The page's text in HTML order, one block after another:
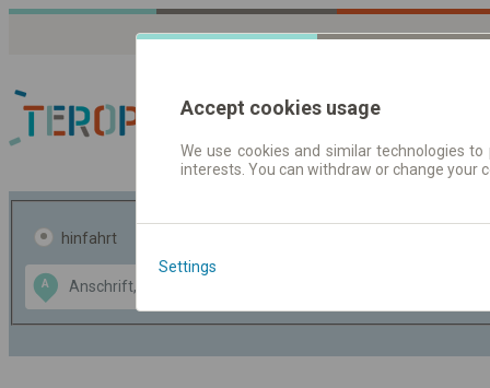
Fahrplandaten |
hinfahrt
A
Data CC-BY-SA
OpenStreetMap
GeoLite data by
Accept cookies usage
We use cookies and similar technologies
interests. You can withdraw or change
Settings